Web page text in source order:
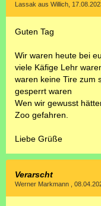
Lassak aus Willich,
Guten Tag
Wir waren heute bei
viele Käfige Lehr
waren keine Tire zum
gesperrt waren
Wen wir gewusst
Zoo gefahren.
Liebe Grüße
Verarscht
Werner Markmann ,